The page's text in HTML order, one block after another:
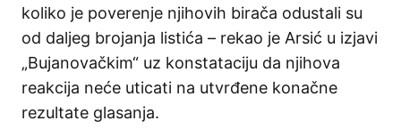
koliko je poverenje njihovih birača odustali su
od daljeg brojanja listića – rekao je Arsić u izjavi
„Bujanovačkim“ uz konstataciju da njihova
reakcija neće uticati na utvrđene konačne
rezultate glasanja.